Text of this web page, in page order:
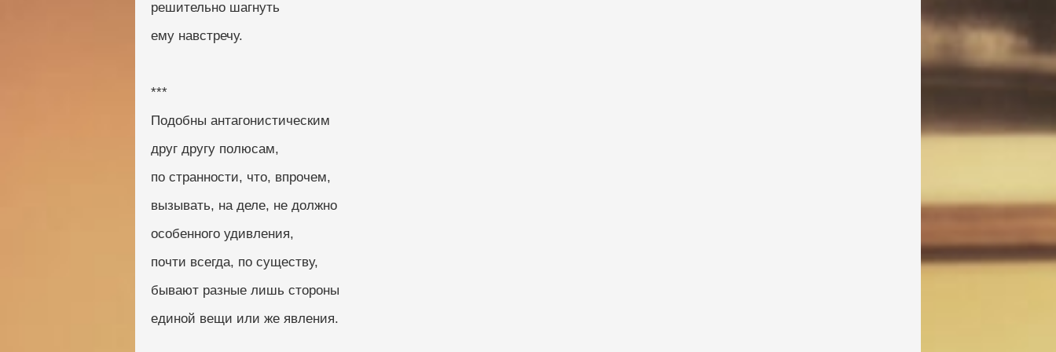
решительно шагнуть
ему навстречу.
***
Подобны антагонистическим
друг другу полюсам,
по странности, что, впрочем,
вызывать, на деле, не должно
особенного удивления,
почти всегда, по существу,
бывают разные лишь стороны
единой вещи или же явления.